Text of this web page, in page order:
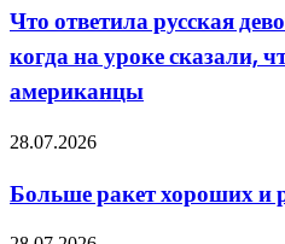
русская
девочка
в
США,
на
сказали,
что
Что ответила русская
когда на уроке сказали,
американцы
Больше
хороших
и
28.07.2026
Больше ракет хороших и